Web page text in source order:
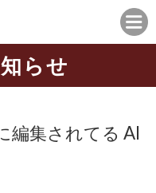
らせ
編集されてる️ AI